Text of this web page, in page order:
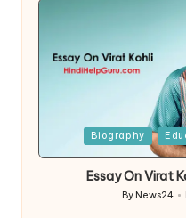
Biography
Essay On Virat
Posted
By News24